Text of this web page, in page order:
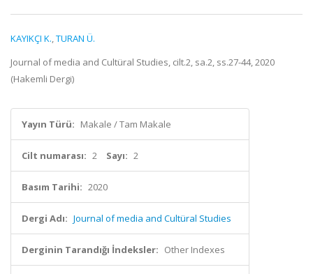
KAYIKÇI K.,TURAN Ü.
Journal of media and Cultüral Studies, cilt.2, sa.2, ss.27-44, 2020
(Hakemli Dergi)
Yayın Türü: Makale / Tam Makale
Cilt numarası: 2 Sayı: 2
Basım Tarihi: 2020
Dergi Adı: Journal of media and Cultüral Studies
Derginin Tarandığı İndeksler: Other Indexes